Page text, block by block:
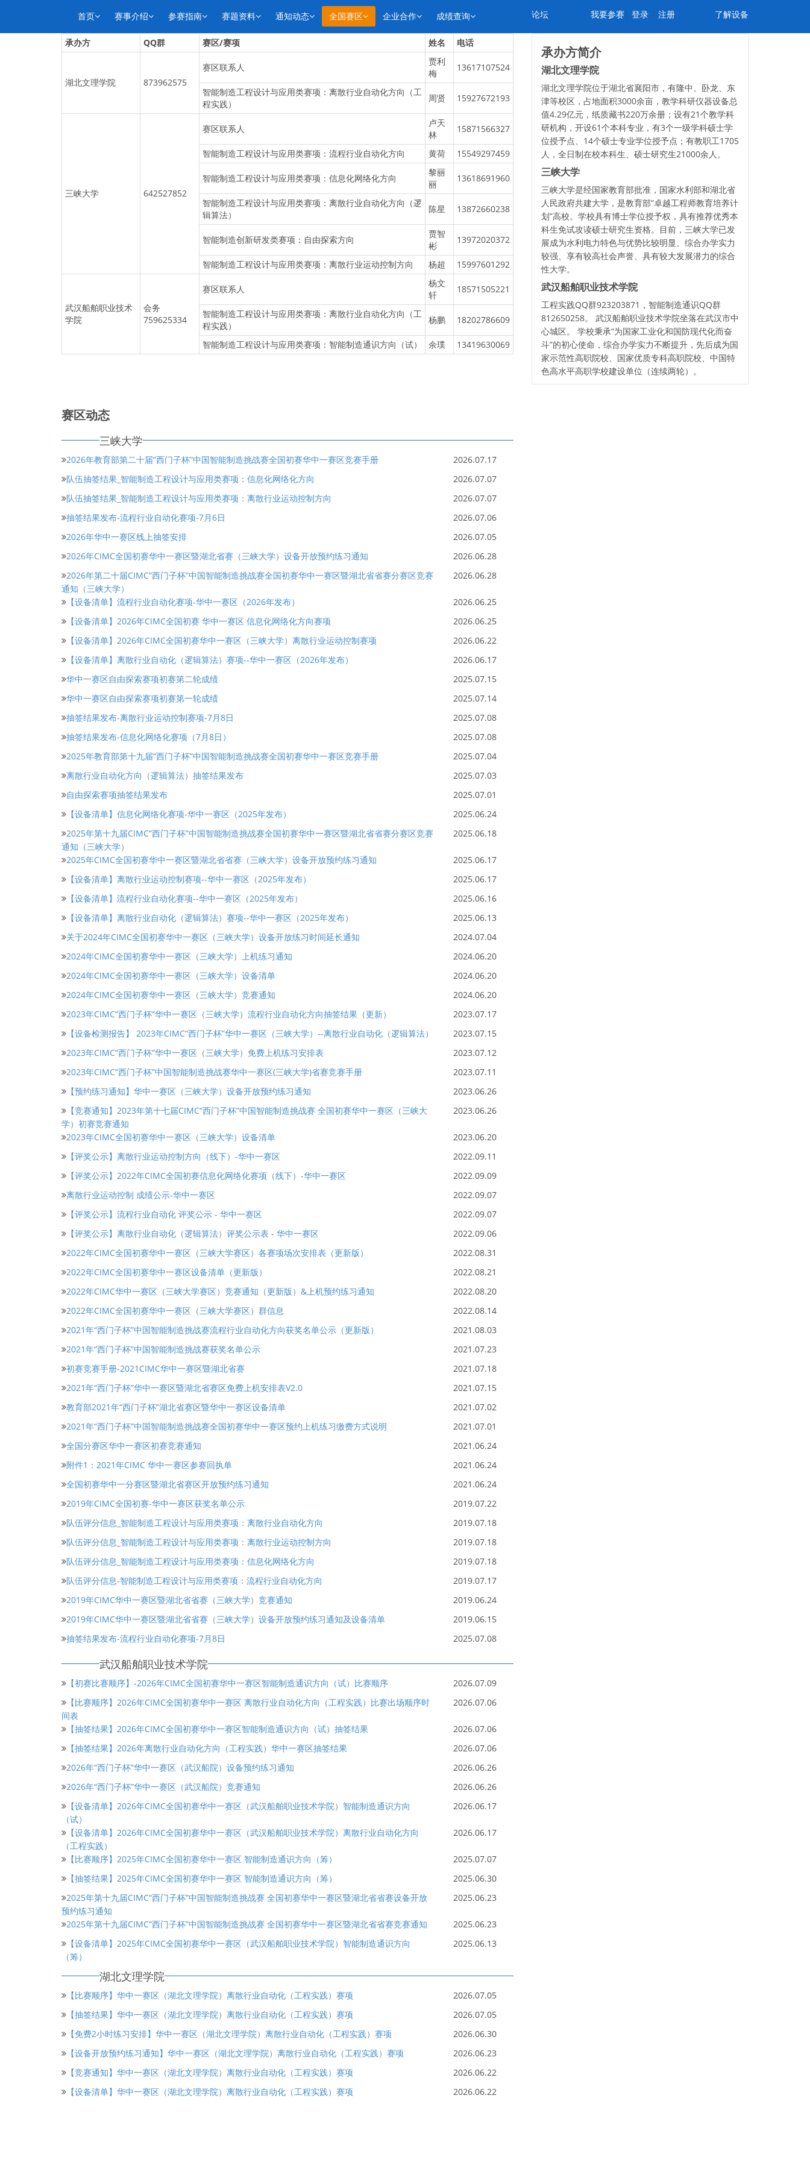
首页 赛事介绍 参赛指南 赛题资料 通知动态 全国赛区 企业合作 成绩查询 论坛 我要参赛| 登录| 注册 了解设备
承办方 QQ群 赛区/赛项 姓名 电话
湖北文理学院 873962575
赛区联系人
贾利
梅
13617107524
智能制造工程设计与应用类赛项：离散行业自动化方向（工
程实践）
周贤 15927672193
三峡大学 642527852
赛区联系人
卢天
林
15871566327
智能制造工程设计与应用类赛项：流程行业自动化方向 黄荷 15549297459
智能制造工程设计与应用类赛项：信息化网络化方向
黎丽
丽
13618691960
智能制造工程设计与应用类赛项：离散行业自动化方向（逻
辑算法）
陈星 13872660238
智能制造创新研发类赛项：自由探索方向
贾智
彬
13972020372
智能制造工程设计与应用类赛项：离散行业运动控制方向 杨超 15997601292
武汉船舶职业技术
学院
会务
759625334
赛区联系人
杨文
轩
18571505221
智能制造工程设计与应用类赛项：离散行业自动化方向（工
程实践）
杨鹏 18202786609
智能制造工程设计与应用类赛项：智能制造通识方向（试） 余璞 13419630069
赛区动态
三峡大学
2026年教育部第二十届“西门子杯”中国智能制造挑战赛全国初赛华中一赛区竞赛手册
2026.07.17
队伍抽签结果_智能制造工程设计与应用类赛项：信息化网络化方向
2026.07.07
队伍抽签结果_智能制造工程设计与应用类赛项：离散行业运动控制方向
2026.07.07
抽签结果发布-流程行业自动化赛项-7月6日
2026.07.06
2026年华中一赛区线上抽签安排
2026.07.05
2026年CIMC全国初赛华中一赛区暨湖北省赛（三峡大学）设备开放预约练习通知
2026.06.28
2026年第二十届CIMC“西门子杯”中国智能制造挑战赛全国初赛华中一赛区暨湖北省省赛分赛区竞赛
通知（三峡大学）
2026.06.28
【设备清单】流程行业自动化赛项-华中一赛区（2026年发布）
2026.06.25
【设备清单】2026年CIMC全国初赛 华中一赛区 信息化网络化方向赛项
2026.06.25
【设备清单】2026年CIMC全国初赛华中一赛区（三峡大学）离散行业运动控制赛项
2026.06.22
【设备清单】离散行业自动化（逻辑算法）赛项--华中一赛区（2026年发布）
2026.06.17
华中一赛区自由探索赛项初赛第二轮成绩
2025.07.15
华中一赛区自由探索赛项初赛第一轮成绩
2025.07.14
抽签结果发布-离散行业运动控制赛项-7月8日
2025.07.08
抽签结果发布-信息化网络化赛项（7月8日）
2025.07.08
2025年教育部第十九届“西门子杯”中国智能制造挑战赛全国初赛华中一赛区竞赛手册
2025.07.04
离散行业自动化方向（逻辑算法）抽签结果发布
2025.07.03
自由探索赛项抽签结果发布
2025.07.01
【设备清单】信息化网络化赛项-华中一赛区（2025年发布）
2025.06.24
2025年第十九届CIMC“西门子杯”中国智能制造挑战赛全国初赛华中一赛区暨湖北省省赛分赛区竞赛
通知（三峡大学）
2025.06.18
2025年CIMC全国初赛华中一赛区暨湖北省省赛（三峡大学）设备开放预约练习通知
2025.06.17
【设备清单】离散行业运动控制赛项--华中一赛区（2025年发布）
2025.06.17
【设备清单】流程行业自动化赛项--华中一赛区（2025年发布）
2025.06.16
【设备清单】离散行业自动化（逻辑算法）赛项--华中一赛区（2025年发布）
2025.06.13
关于2024年CIMC全国初赛华中一赛区（三峡大学）设备开放练习时间延长通知
2024.07.04
2024年CIMC全国初赛华中一赛区（三峡大学）上机练习通知
2024.06.20
2024年CIMC全国初赛华中一赛区（三峡大学）设备清单
2024.06.20
2024年CIMC全国初赛华中一赛区（三峡大学）竞赛通知
2024.06.20
2023年CIMC“西门子杯”华中一赛区（三峡大学）流程行业自动化方向抽签结果（更新）
2023.07.17
【设备检测报告】 2023年CIMC“西门子杯”华中一赛区（三峡大学）--离散行业自动化（逻辑算法）
2023.07.15
2023年CIMC“西门子杯”华中一赛区（三峡大学）免费上机练习安排表
2023.07.12
2023年CIMC“西门子杯”中国智能制造挑战赛华中一赛区(三峡大学)省赛竞赛手册
2023.07.11
【预约练习通知】华中一赛区（三峡大学）设备开放预约练习通知
2023.06.26
【竞赛通知】2023年第十七届CIMC“西门子杯”中国智能制造挑战赛 全国初赛华中一赛区（三峡大
学）初赛竞赛通知
2023.06.26
2023年CIMC全国初赛华中一赛区（三峡大学）设备清单
2023.06.20
【评奖公示】离散行业运动控制方向（线下）-华中一赛区
2022.09.11
【评奖公示】2022年CIMC全国初赛信息化网络化赛项（线下）-华中一赛区
2022.09.09
离散行业运动控制 成绩公示-华中一赛区
2022.09.07
【评奖公示】流程行业自动化 评奖公示 - 华中一赛区
2022.09.07
【评奖公示】离散行业自动化（逻辑算法）评奖公示表 - 华中一赛区
2022.09.06
2022年CIMC全国初赛华中一赛区（三峡大学赛区）各赛项场次安排表（更新版）
2022.08.31
2022年CIMC全国初赛华中一赛区设备清单（更新版）
2022.08.21
2022年CIMC华中一赛区（三峡大学赛区）竞赛通知（更新版）&上机预约练习通知
2022.08.20
2022年CIMC全国初赛华中一赛区（三峡大学赛区）群信息
2022.08.14
2021年“西门子杯”中国智能制造挑战赛流程行业自动化方向获奖名单公示（更新版）
2021.08.03
2021年“西门子杯”中国智能制造挑战赛获奖名单公示
2021.07.23
初赛竞赛手册-2021CIMC华中一赛区暨湖北省赛
2021.07.18
2021年“西门子杯”华中一赛区暨湖北省赛区免费上机安排表V2.0
2021.07.15
教育部2021年“西门子杯”湖北省赛区暨华中一赛区设备清单
2021.07.02
2021年“西门子杯”中国智能制造挑战赛全国初赛华中一赛区预约上机练习缴费方式说明
2021.07.01
全国分赛区华中一赛区初赛竞赛通知
2021.06.24
附件1：2021年CIMC 华中一赛区参赛回执单
2021.06.24
全国初赛华中一分赛区暨湖北省赛区开放预约练习通知
2021.06.24
2019年CIMC全国初赛-华中一赛区获奖名单公示
2019.07.22
队伍评分信息_智能制造工程设计与应用类赛项：离散行业自动化方向
2019.07.18
队伍评分信息_智能制造工程设计与应用类赛项：离散行业运动控制方向
2019.07.18
队伍评分信息_智能制造工程设计与应用类赛项：信息化网络化方向
2019.07.18
队伍评分信息-智能制造工程设计与应用类赛项：流程行业自动化方向
2019.07.17
2019年CIMC华中一赛区暨湖北省省赛（三峡大学）竞赛通知
2019.06.24
2019年CIMC华中一赛区暨湖北省省赛（三峡大学）设备开放预约练习通知及设备清单
2019.06.15
抽签结果发布-流程行业自动化赛项-7月8日
2025.07.08
武汉船舶职业技术学院
【初赛比赛顺序】-2026年CIMC全国初赛华中一赛区智能制造通识方向（试）比赛顺序
2026.07.09
【比赛顺序】2026年CIMC全国初赛华中一赛区 离散行业自动化方向（工程实践）比赛出场顺序时
间表
2026.07.06
【抽签结果】2026年CIMC全国初赛华中一赛区智能制造通识方向（试）抽签结果
2026.07.06
【抽签结果】2026年离散行业自动化方向（工程实践）华中一赛区抽签结果
2026.07.06
2026年“西门子杯”华中一赛区（武汉船院）设备预约练习通知
2026.06.26
2026年“西门子杯”华中一赛区（武汉船院）竞赛通知
2026.06.26
【设备清单】2026年CIMC全国初赛华中一赛区（武汉船舶职业技术学院）智能制造通识方向
（试）
2026.06.17
【设备清单】2026年CIMC全国初赛华中一赛区（武汉船舶职业技术学院）离散行业自动化方向
（工程实践）
2026.06.17
【比赛顺序】2025年CIMC全国初赛华中一赛区 智能制造通识方向（筹）
2025.07.07
【抽签结果】2025年CIMC全国初赛华中一赛区 智能制造通识方向（筹）
2025.06.30
2025年第十九届CIMC“西门子杯”中国智能制造挑战赛 全国初赛华中一赛区暨湖北省省赛设备开放
预约练习通知
2025.06.23
2025年第十九届CIMC“西门子杯”中国智能制造挑战赛 全国初赛华中一赛区暨湖北省省赛竞赛通知
2025.06.23
【设备清单】2025年CIMC全国初赛华中一赛区（武汉船舶职业技术学院）智能制造通识方向
（筹）
2025.06.13
湖北文理学院
【比赛顺序】华中一赛区（湖北文理学院）离散行业自动化（工程实践）赛项
2026.07.05
【抽签结果】华中一赛区（湖北文理学院）离散行业自动化（工程实践）赛项
2026.07.05
【免费2小时练习安排】华中一赛区（湖北文理学院）离散行业自动化（工程实践）赛项
2026.06.30
【设备开放预约练习通知】华中一赛区（湖北文理学院）离散行业自动化（工程实践）赛项
2026.06.23
【竞赛通知】华中一赛区（湖北文理学院）离散行业自动化（工程实践）赛项
2026.06.22
【设备清单】华中一赛区（湖北文理学院）离散行业自动化（工程实践）赛项
2026.06.22
承办方简介
湖北文理学院
湖北文理学院位于湖北省襄阳市，有隆中、卧龙、东
津等校区，占地面积3000余亩，教学科研仪器设备总
值4.29亿元，纸质藏书220万余册；设有21个教学科
研机构，开设61个本科专业，有3个一级学科硕士学
位授予点、14个硕士专业学位授予点；有教职工1705
人，全日制在校本科生、硕士研究生21000余人。
三峡大学
三峡大学是经国家教育部批准，国家水利部和湖北省
人民政府共建大学，是教育部“卓越工程师教育培养计
划”高校。学校具有博士学位授予权，具有推荐优秀本
科生免试攻读硕士研究生资格。目前，三峡大学已发
展成为水利电力特色与优势比较明显、综合办学实力
较强、享有较高社会声誉、具有较大发展潜力的综合
性大学。
武汉船舶职业技术学院
工程实践QQ群923203871，智能制造通识QQ群
812650258。 武汉船舶职业技术学院坐落在武汉市中
心城区。 学校秉承“为国家工业化和国防现代化而奋
斗”的初心使命，综合办学实力不断提升，先后成为国
家示范性高职院校、国家优质专科高职院校、中国特
色高水平高职学校建设单位（连续两轮）。